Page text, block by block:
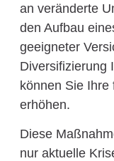
an veränderte
den Aufbau
geeigneter
Diversifizierung
können Sie Ihre
erhöhen.
Diese
nur aktuelle